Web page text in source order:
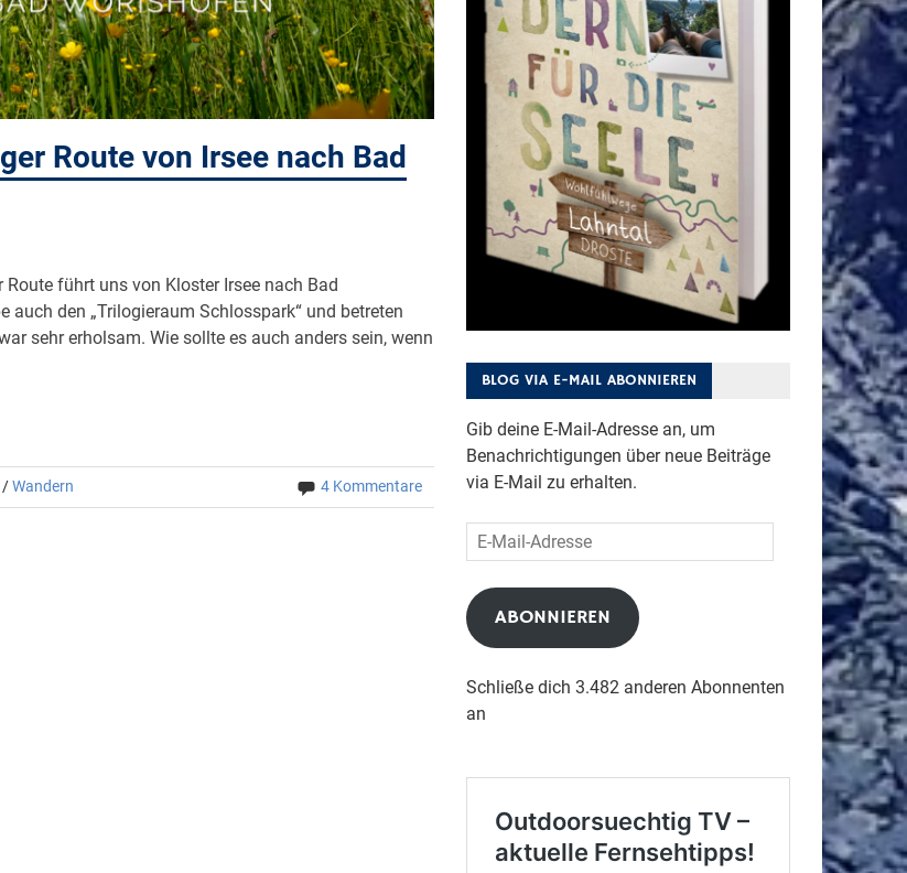
Route von Irsee nach Bad
führt uns von Kloster Irsee nach Bad
den „Trilogieraum Schlosspark“ und betreten
sehr erholsam. Wie sollte es auch anders sein, wenn
Wandern 4 Kommentare
BLOG VIA E-MAIL ABONNIEREN
Gib deine E-Mail-Adresse an, um
Benachrichtigungen über neue Beiträge
via E-Mail zu erhalten.
E-
Mail-
Adresse
ABONNIEREN
Schließe dich 3.482 anderen Abonnenten
an